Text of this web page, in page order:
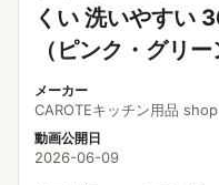
くい 洗いやすい
（ピンク・グリ
メーカー
CAROTEキッチン用品 shop
動画公開日
2026-06-09